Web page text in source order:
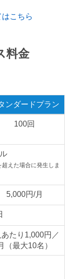
こちら
料金
ンダードプラン
100回
えた場合に発生しま
5,000円/月
あたり1,000円／
（最大10名）